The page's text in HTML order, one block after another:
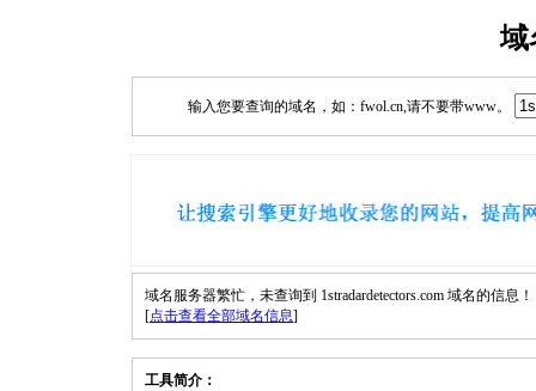
域
输入您要查询的域名，如：fwol.cn,请不要带www。
域名服务器繁忙，未查询到 1stradardetectors.com 域名的信息！
[点击查看全部域名信息]
工具简介：